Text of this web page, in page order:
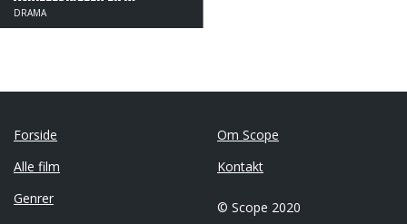
DRAMA
Forside
Alle film
Genrer
Om Scope
Kontakt
© Scope 2020